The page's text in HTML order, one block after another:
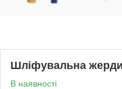
Шліфувальна
В наявності